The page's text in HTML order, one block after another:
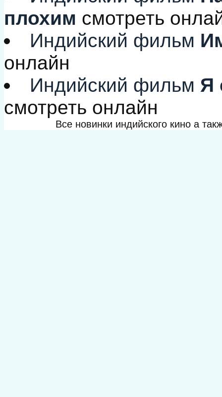
плохим смотреть
Индийский фильм
онлайн
Индийский фильм Я
смотреть онлайн
Все новинки индийского кино а